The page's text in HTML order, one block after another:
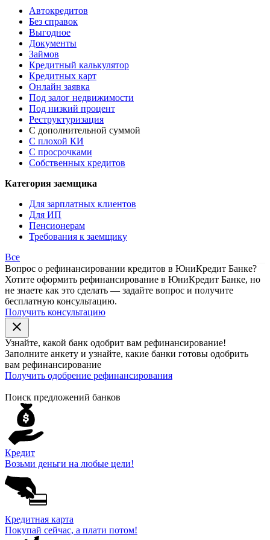
Автокредитов
Без справок
Выгодное
Документы
Займов
Кредитный калькулятор
Кредитных карт
Онлайн заявка
Под залог недвижимости
Под низкий процент
Реструктуризация
С дополнительной суммой
С плохой КИ
С просрочками
Собственных кредитов
Категория заемщика
Для зарплатных клиентов
Для ИП
Пенсионерам
Требования к заемщику
Все
Вопрос о рефинансировании кредитов в ЮниКредит Банке?
Хотите оформить рефинансирование в ЮниКредит Банке, но
не знаете как это сделать — задайте вопрос и получите
бесплатную консультацию.
Получить консультацию
close
Узнайте, какой банк одобрит вам рефинансирование!
Заполните анкету и узнайте, какие банки готовы одобрить
вам рефинансирование
Получить одобрение рефинансирования
Поиск предложений банков
Кредит
Возьми деньги на любые цели!
Кредитная карта
Покупай сейчас, а плати потом!